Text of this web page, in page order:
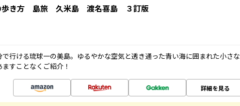
歩き方 島旅 久米島 渡名喜島 ３訂版
行ける琉球一の美島。ゆるやかな空気と透き通った青い海に囲まれた小さな
すことなくご紹介！
詳細を見る